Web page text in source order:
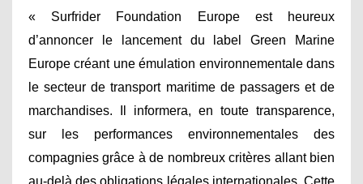
« Surfrider Foundation Europe est heureux
d’annoncer le lancement du label Green Marine
Europe créant une émulation environnementale dans
le secteur de transport maritime de passagers et de
marchandises. Il informera, en toute transparence,
sur les performances environnementales des
compagnies grâce à de nombreux critères allant bien
au-delà des obligations légales internationales. Cette